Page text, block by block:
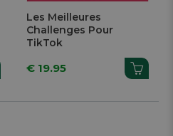
Les Meilleures
Challenges Pour
TikTok
€ 19.95